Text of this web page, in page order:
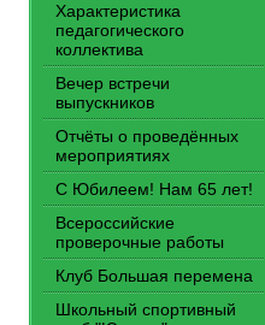
Характеристика
педагогического
коллектива
Вечер встречи
выпускников
Отчёты о проведённых
мероприятиях
С Юбилеем! Нам 65 лет!
Всероссийские
проверочные работы
Клуб Большая перемена
Школьный спортивный